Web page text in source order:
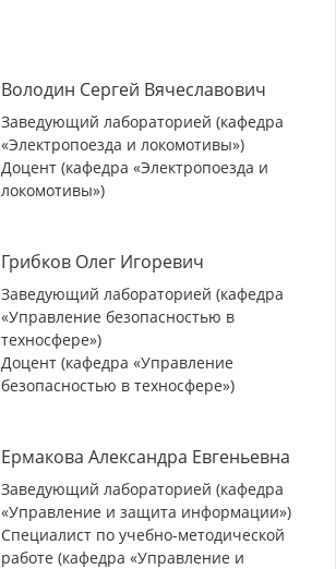
Володин Сергей Вячеславович
Заведующий лабораторией (кафедра
«Электропоезда и локомотивы»)
Доцент (кафедра «Электропоезда и
локомотивы»)
Грибков Олег Игоревич
Заведующий лабораторией (кафедра
«Управление безопасностью в
техносфере»)
Доцент (кафедра «Управление
безопасностью в техносфере»)
Ермакова Александра Евгеньевна
Заведующий лабораторией (кафедра
«Управление и защита информации»)
Специалист по учебно-методической
работе (кафедра «Управление и